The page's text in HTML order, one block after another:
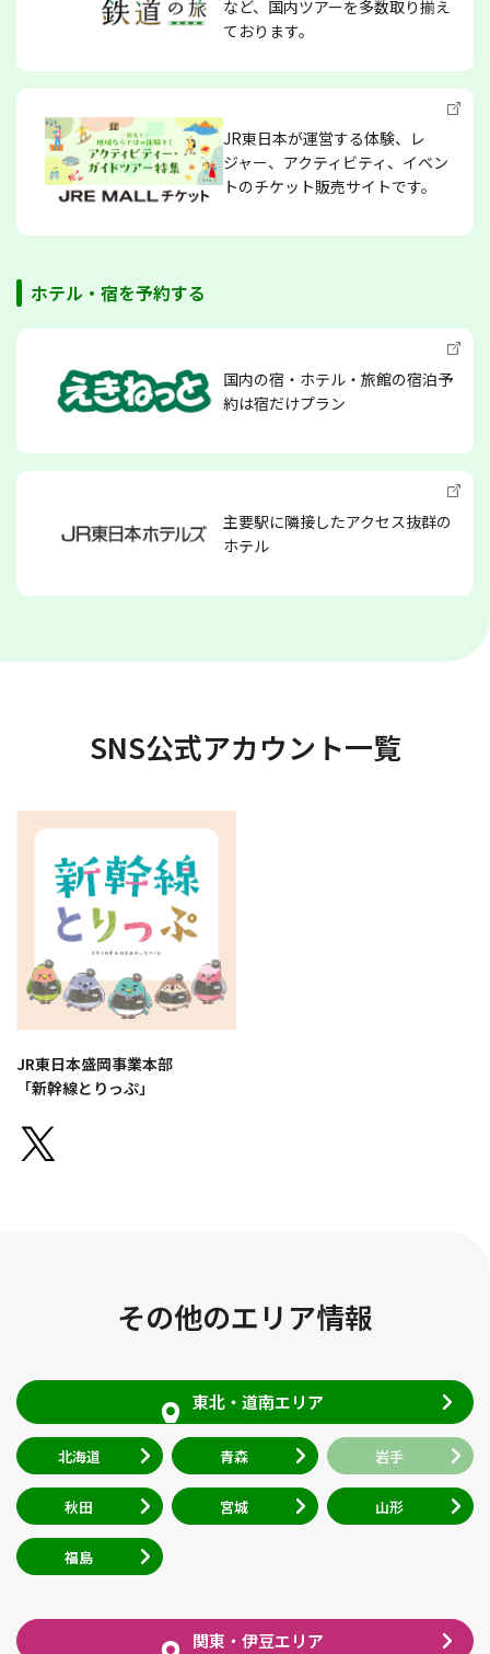
など、国内ツアーを多数取り揃え
ております。
JR東日本が運営する体験、レ
ジャー、アクティビティ、イベン
トのチケット販売サイトです。
ホテル・宿を予約する
国内の宿・ホテル・旅館の宿泊予
約は宿だけプラン
主要駅に隣接したアクセス抜群の
ホテル
SNS公式アカウント一覧
JR東日本盛岡事業本部
「新幹線とりっぷ」
その他のエリア情報
東北・道南エリア
北海道 青森 岩手
秋田 宮城 山形
福島
関東・伊豆エリア